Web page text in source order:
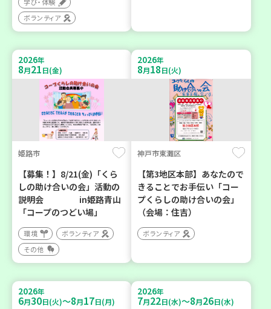
学び・体験
ボランティア
2026年
8月21日(金)
姫路市
【募集！】8/21(金)「くら
しの助け合いの会」活動の
説明会 in姫路青山
「コープのつどい場」
環境
ボランティア
その他
2026年
8月18日(火)
神戸市東灘区
【第3地区本部】あなたので
きることでお手伝い「コー
プくらしの助け合いの会」
（会場：住吉）
ボランティア
2026年
6月30日(火)～8月17日(月)
2026年
7月22日(水)～8月26日(水)